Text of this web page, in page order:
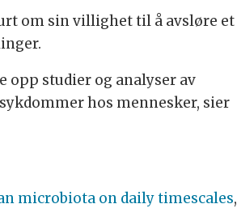
om sin villighet til å avsløre et
opp studier og analyser av
hos mennesker, sier
microbiota on daily timescales,